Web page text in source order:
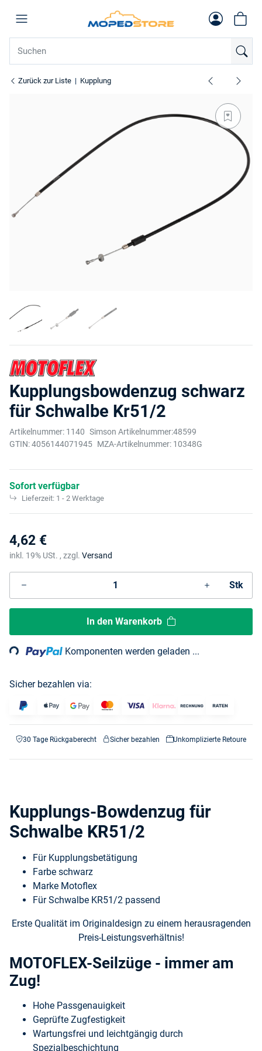
Zurück zur Liste Kupplung
Kupplungsbowdenzug schwarz
für Schwalbe Kr51/2
Artikelnummer: 1140 Simson Artikelnummer:48599
GTIN:4056144071945 MZA-Artikelnummer: 10348G
Sofort verfügbar
Lieferzeit: 1 - 2 Werktage
4,62 €
inkl. 19% USt. , zzgl. Versand
Stk
In den Warenkorb
Komponenten werden geladen ...
Sicher bezahlen via:
30 Tage Rückgaberecht Sicher bezahlen Unkomplizierte Retoure
Kupplungs-Bowdenzug für
Schwalbe KR51/2
Für Kupplungsbetätigung
Farbe schwarz
Marke Motoflex
Für Schwalbe KR51/2 passend
Erste Qualität im Originaldesign zu einem herausragenden
Preis-Leistungsverhältnis!
MOTOFLEX-Seilzüge - immer am
Zug!
Hohe Passgenauigkeit
Geprüfte Zugfestigkeit
Wartungsfrei und leichtgängig durch
Spezialbeschichtung